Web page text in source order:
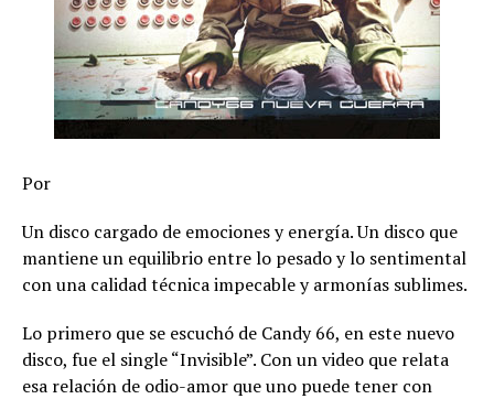
Por
Un disco cargado de emociones y energía. Un disco que
mantiene un equilibrio entre lo pesado y lo sentimental
con una calidad técnica impecable y armonías sublimes.
Lo primero que se escuchó de Candy 66, en este nuevo
disco, fue el single “Invisible”. Con un video que relata
esa relación de odio-amor que uno puede tener con